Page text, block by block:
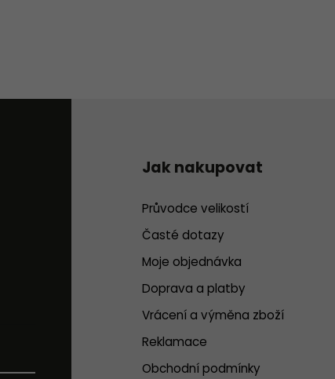
Jak nakupovat
Průvodce velikostí
Časté dotazy
Moje objednávka
Doprava a platby
Vrácení a výměna zboží
Reklamace
Obchodní podmínky